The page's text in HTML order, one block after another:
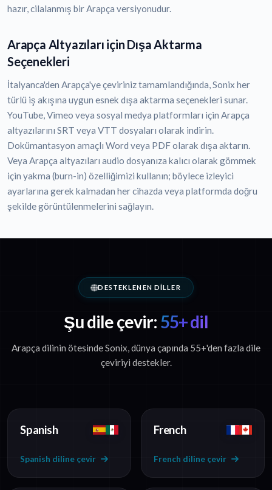
hazır, cilalanmış bir Arapça versiyonudur.
Arapça Altyazıları için Dışa Aktarma
Seçenekleri
İtalyanca'den Arapça'ye çeviriniz tamamlandığında, Sonix her
türlü iş akışına uygun esnek dışa aktarma seçenekleri sunar.
YouTube, Vimeo veya sosyal medya platformları için Arapça
altyazılarını SRT veya VTT dosyaları olarak indirin.
Dokümantasyon amaçlı Word veya PDF olarak dışa aktarın.
Veya Arapça altyazıları audio dosyanıza kalıcı olarak gömmek
için yakma (burn-in) özelliğimizi kullanın; böylece izleyici
ayarlarına gerek kalmadan her cihazda veya platformda doğru
şekilde görüntülenmelerini sağlayın.
DESTEKLENEN DILLER
Şu dile çevir: 55+ dil
Arapça dilinin ötesinde Sonix, dünya çapında 55+'den fazla dile
çeviriyi destekler.
Spanish
Spanish diline çevir
French
French diline çevir